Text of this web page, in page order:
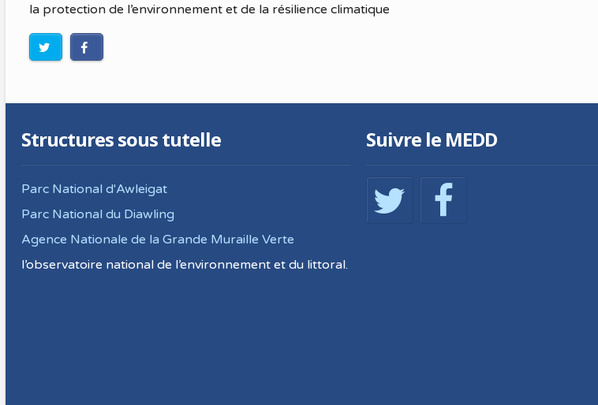
la protection de l’environnement et de la résilience climatique
Structures sous tutelle
Parc National d'Awleigat
Parc National du Diawling
Agence Nationale de la Grande Muraille Verte
l’observatoire national de l’environnement et du littoral.
Suivre le MEDD